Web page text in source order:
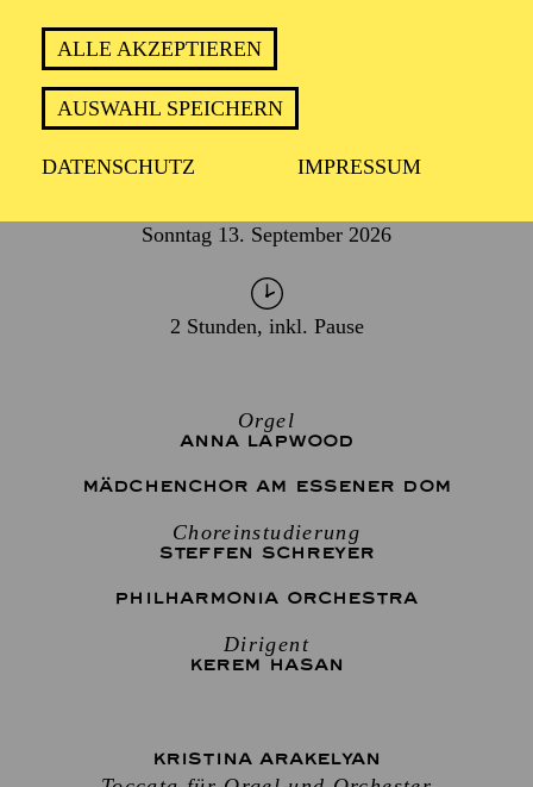
ALLE AKZEPTIEREN
AUSWAHL SPEICHERN
DATENSCHUTZ IMPRESSUM
TERMINE
Sonntag 13. September 2026
2 Stunden, inkl. Pause
Orgel
ANNA LAPWOOD
MÄDCHENCHOR AM ESSENER DOM
Choreinstudierung
STEFFEN SCHREYER
PHILHARMONIA ORCHESTRA
Dirigent
KEREM HASAN
KRISTINA ARAKELYAN